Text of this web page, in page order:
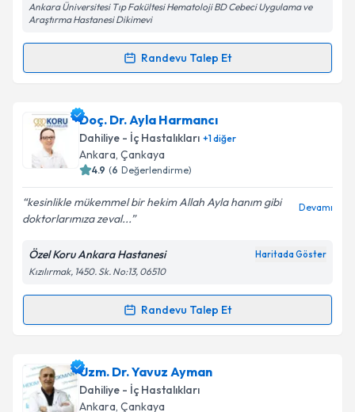
Metni'ni okudum ve kişisel verilerimin belirtilen
kapsamda işlenmesini kabul ediyorum.
Ankara Üniversitesi Tıp Fakültesi Hematoloji BD Cebeci Uygulama ve
Araştırma Hastanesi Dikimevi
Randevu Talep Et
Randevu Takvimi Talebi
Doç. Dr. Selami Koçak Toprakiçin randevu takvimi
talebi oluşturun. Size bu uzmandan randevu almanız
için bir takvim hazırlandığında e-posta ile
bilgilendireceğiz.
E-posta Adresiniz
Kişisel verilerimin işlenmesine ilişkin
Metni'ni okudum ve kişisel verilerimin belirtilen
kapsamda işlenmesini kabul ediyorum.
Doç. Dr. Ayla Harmancı
Dahiliye - İç Hastalıkları +1diğer
Ankara, Çankaya
4.9 (6 Değerlendirme)
kesinlikle mükemmel bir hekim Allah Ayla hanım gibi
doktorlarımıza zeval...
Devamı
Özel Koru Ankara Hastanesi Haritada Göster
Kızılırmak, 1450. Sk. No:13, 06510
Randevu Talep Et
Randevu Takvimi Talebi
Doç. Dr. Ayla Harmancıiçin randevu takvimi talebi
oluşturun. Size bu uzmandan randevu almanız için bir
takvim hazırlandığında e-posta ile bilgilendireceğiz.
Uzm. Dr. Yavuz Ayman
Dahiliye - İç Hastalıkları
Ankara, Çankaya